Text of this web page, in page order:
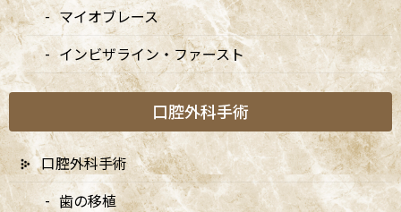
お知らせ
大切なお知らせ
新着情報
マイオブレース
インビザライン・ファースト
口腔外科手術
口腔外科手術
歯の移植